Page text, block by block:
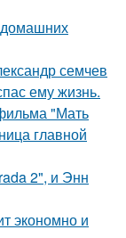
семчев
ему жизнь.
"Мать
главной
2", и Энн
экономно и